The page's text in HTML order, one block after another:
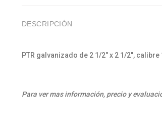
DESCRIPCIÓN
PTR galvanizado de 2 1/2" x 2 1/2", calibre
Para ver mas información, precio y